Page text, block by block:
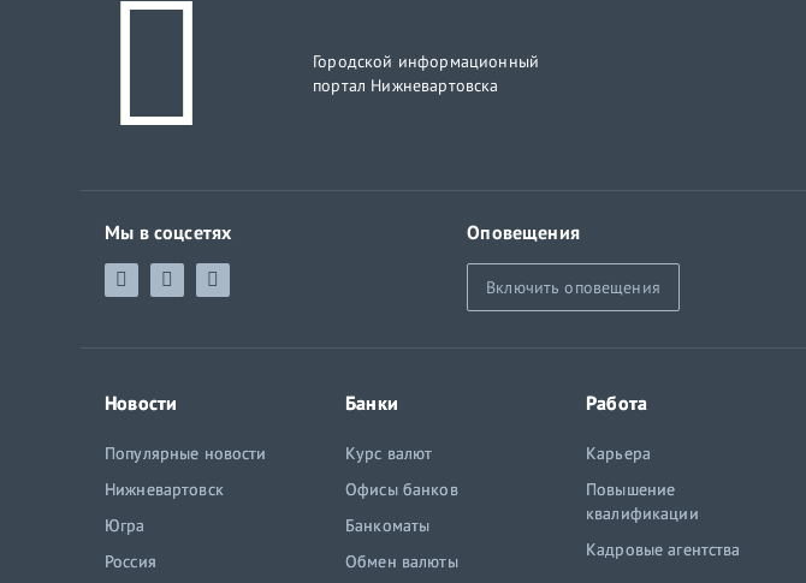
Городской информационный
портал Нижневартовска
Мы в соцсетях Оповещения
Включить оповещения
Новости
Популярные новости
Нижневартовск
Югра
Россия
Банки
Курс валют
Офисы банков
Банкоматы
Обмен валюты
Работа
Карьера
Повышение
квалификации
Кадровые агентства